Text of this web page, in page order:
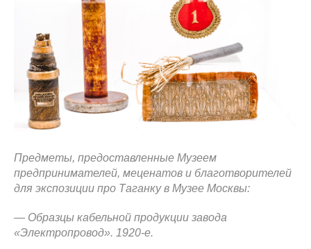
Предметы, предоставленные Музеем
предпринимателей, меценатов и благотворителей
для экспозиции про Таганку в Музее Москвы:
— Образцы кабельной продукции завода
«Электропровод». 1920-е.